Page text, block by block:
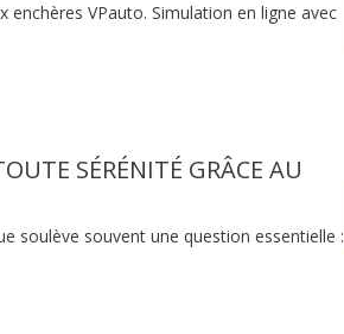
VPauto. Simulation en ligne avec
SÉRÉNITÉ GRÂCE AU
soulève souvent une question essentielle :